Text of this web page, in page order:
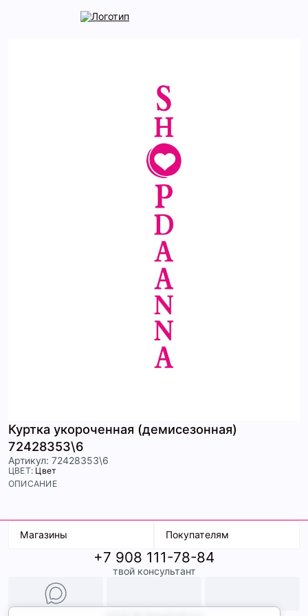
Куртка укороченная (демисезонная)
72428353\6
Артикул: 72428353\6
ЦВЕТ: Цвет
ОПИСАНИЕ
Магазины
ТК Терминал
ТРК Континент
Покупателям
Доставка
Условия оплаты
Образы
+7 908 111-78-84
твой консультант